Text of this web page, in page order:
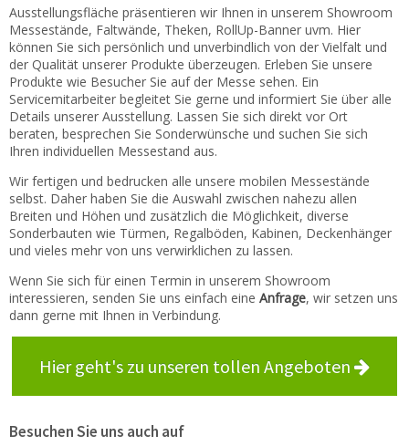
Ausstellungsfläche präsentieren wir Ihnen in unserem Showroom
Messestände, Faltwände, Theken, RollUp-Banner uvm. Hier
können Sie sich persönlich und unverbindlich von der Vielfalt und
der Qualität unserer Produkte überzeugen. Erleben Sie unsere
Produkte wie Besucher Sie auf der Messe sehen. Ein
Servicemitarbeiter begleitet Sie gerne und informiert Sie über alle
Details unserer Ausstellung. Lassen Sie sich direkt vor Ort
beraten, besprechen Sie Sonderwünsche und suchen Sie sich
Ihren individuellen Messestand aus.
Wir fertigen und bedrucken alle unsere mobilen Messestände
selbst. Daher haben Sie die Auswahl zwischen nahezu allen
Breiten und Höhen und zusätzlich die Möglichkeit, diverse
Sonderbauten wie Türmen, Regalböden, Kabinen, Deckenhänger
und vieles mehr von uns verwirklichen zu lassen.
Wenn Sie sich für einen Termin in unserem Showroom
interessieren, senden Sie uns einfach eine Anfrage, wir setzen uns
dann gerne mit Ihnen in Verbindung.
Hier geht's zu unseren tollen Angeboten
Besuchen Sie uns auch auf